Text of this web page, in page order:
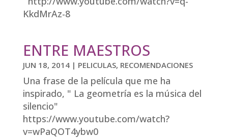
KkdMrAz-8
ENTRE MAESTROS
JUN 18, 2014| PELICULAS, RECOMENDACIONES
Una frase de la película que me ha
inspirado, " La geometría es la música del
silencio"
https://www.youtube.com/watch?
v=wPaQOT4ybw0